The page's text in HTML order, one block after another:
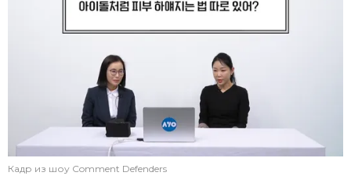
Кадр из шоу Comment Defenders